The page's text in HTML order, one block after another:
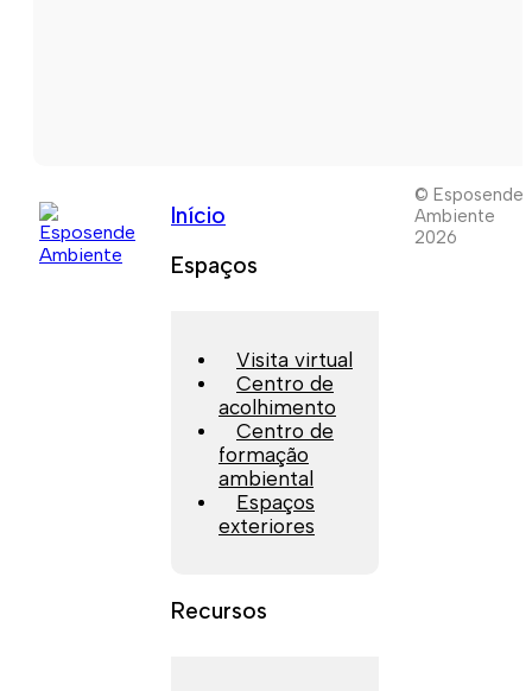
Início
Espaços
Visita virtual
Centro de
acolhimento
Centro de
formação
ambiental
Espaços
exteriores
Recursos
© Esposende
Ambiente
2026